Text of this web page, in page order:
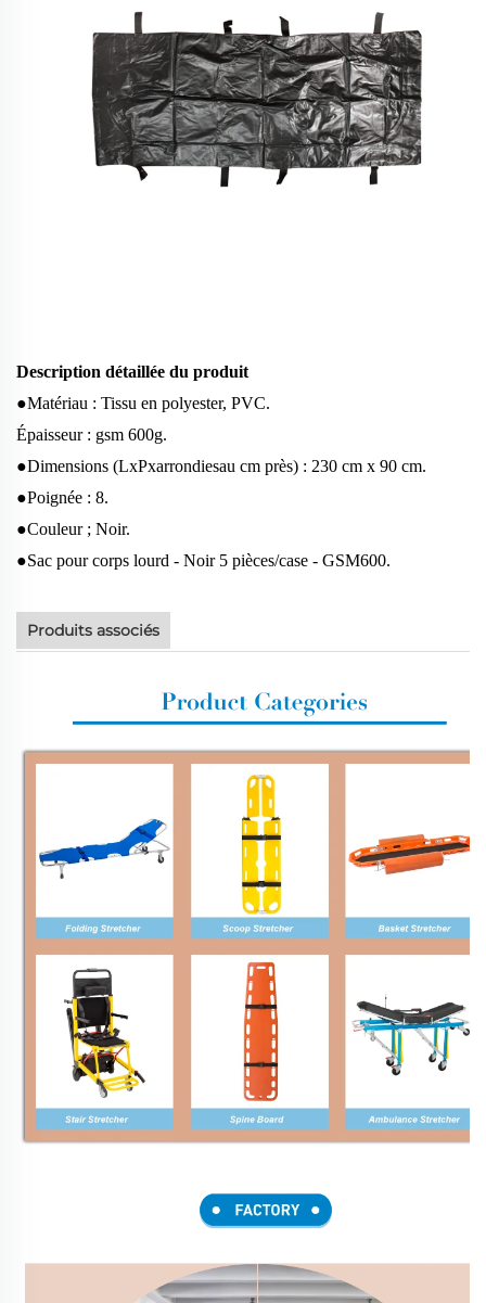
Description détaillée du produit
●Matériau : Tissu en polyester, PVC.
Épaisseur : gsm 600g.
●Dimensions (LxPxarrondiesau cm près) : 230 cm x 90 cm.
●Poignée : 8.
●Couleur ; Noir.
●Sac pour corps lourd - Noir 5 pièces/case - GSM600.
Produits associés